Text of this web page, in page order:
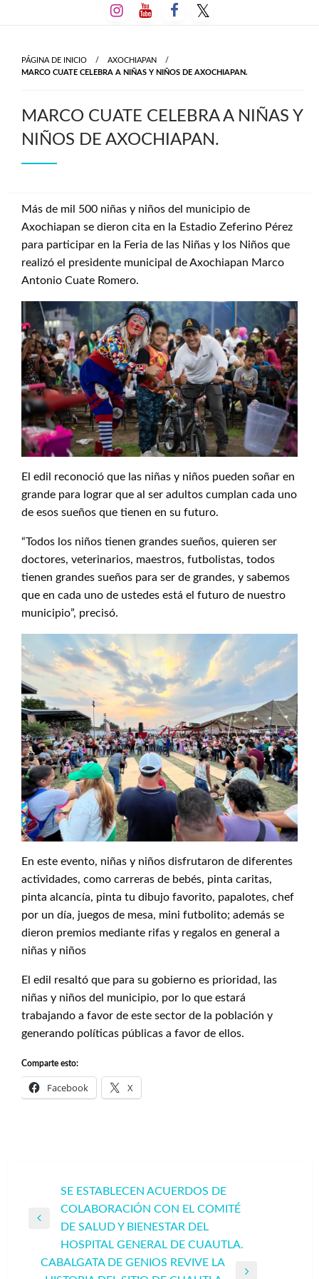
al
PÁGINA DE INICIO
AXOCHIAPAN
MARCO CUATE CELEBRA A NIÑAS Y NIÑOS DE AXOCHIAPAN.
MARCO CUATE CELEBRA A NIÑAS Y
NIÑOS DE AXOCHIAPAN.
Más de mil 500 niñas y niños del municipio de
Axochiapan se dieron cita en la Estadio Zeferino Pérez
para participar en la Feria de las Niñas y los Niños que
realizó el presidente municipal de Axochiapan Marco
Antonio Cuate Romero.
El edil reconoció que las niñas y niños pueden soñar en
grande para lograr que al ser adultos cumplan cada uno
de esos sueños que tienen en su futuro.
“Todos los niños tienen grandes sueños, quieren ser
doctores, veterinarios, maestros, futbolistas, todos
tienen grandes sueños para ser de grandes, y sabemos
que en cada uno de ustedes está el futuro de nuestro
municipio”, precisó.
En este evento, niñas y niños disfrutaron de diferentes
actividades, como carreras de bebés, pinta caritas,
pinta alcancía, pinta tu dibujo favorito, papalotes, chef
por un día, juegos de mesa, mini futbolito; además se
dieron premios mediante rifas y regalos en general a
niñas y niños
El edil resaltó que para su gobierno es prioridad, las
niñas y niños del municipio, por lo que estará
trabajando a favor de este sector de la población y
generando políticas públicas a favor de ellos.
Comparte esto:
Facebook X
Navegación
de
entradas
Entrada
anterior
SE ESTABLECEN ACUERDOS DE
COLABORACIÓN CON EL COMITÉ
DE SALUD Y BIENESTAR DEL
HOSPITAL GENERAL DE CUAUTLA.
CABALGATA DE GENIOS REVIVE LA